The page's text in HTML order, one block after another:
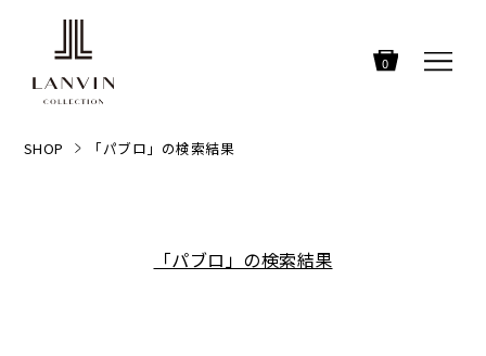
0
SHOP 「パブロ」の検索結果
「パブロ」の検索結果